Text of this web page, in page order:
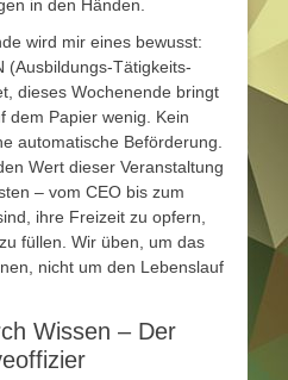
in den Händen.
wird mir eines bewusst:
(Ausbildungs-Tätigkeits-
dieses Wochenende bringt
dem Papier wenig. Kein
automatische Beförderung.
Wert dieser Veranstaltung
– vom CEO bis zum
ihre Freizeit zu opfern,
füllen. Wir üben, um das
nicht um den Lebenslauf
Wissen – Der